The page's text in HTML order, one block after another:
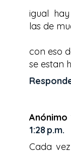
igual
las de
con eso
se estan
Anónimo
1:28 p.m.
Cada